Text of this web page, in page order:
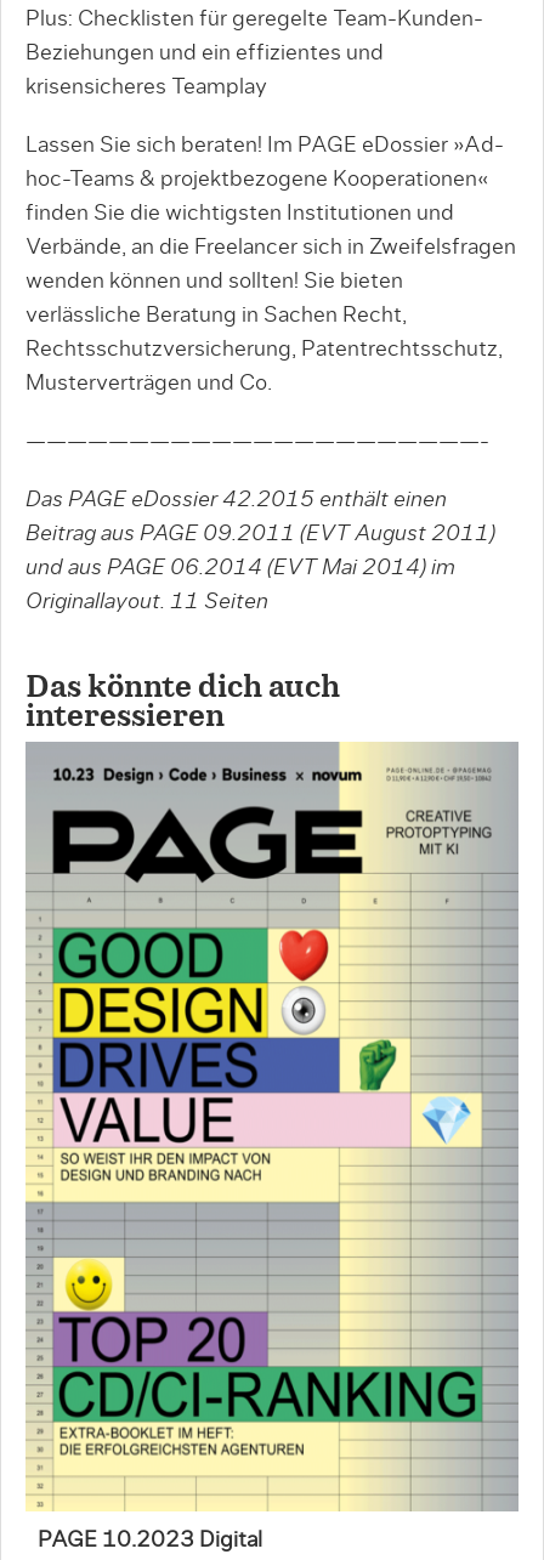
Plus: Checklisten für geregelte Team-Kunden-
Beziehungen und ein effizientes und
krisensicheres Teamplay
Lassen Sie sich beraten! Im PAGE eDossier »Ad-
hoc-Teams & projektbezogene Kooperationen«
finden Sie die wichtigsten Institutionen und
Verbände, an die Freelancer sich in Zweifelsfragen
wenden können und sollten! Sie bieten
verlässliche Beratung in Sachen Recht,
Rechtsschutzversicherung, Patentrechtsschutz,
Musterverträgen und Co.
——————————————————————-
Das PAGE eDossier 42.2015 enthält einen
Beitrag aus PAGE 09.2011 (EVT August 2011)
und aus PAGE 06.2014 (EVT Mai 2014) im
Originallayout. 11 Seiten
Das könnte dich auch
interessieren
PAGE 10.2023 Digital